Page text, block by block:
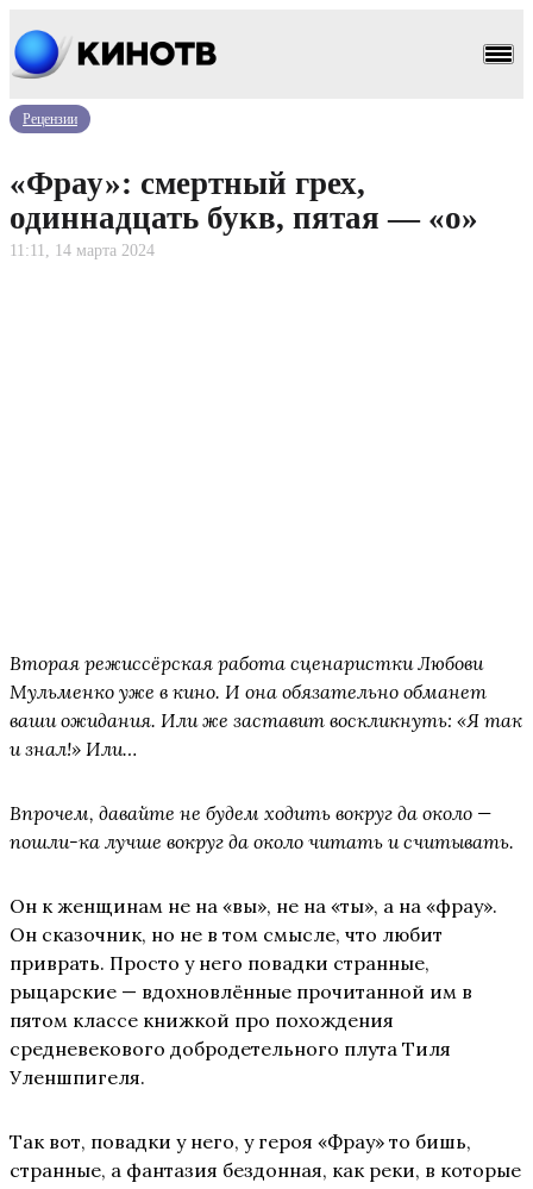
Рецензии
«Фрау»: смертный грех,
одиннадцать букв, пятая — «о»
11:11, 14 марта 2024
Вторая режиссёрская работа сценаристки Любови
Мульменко уже в кино. И она обязательно обманет
ваши ожидания. Или же заставит воскликнуть: «Я так
и знал!» Или…
Впрочем, давайте не будем ходить вокруг да около —
пошли-ка лучше вокруг да около читать и считывать.
Он к женщинам не на «вы», не на «ты», а на «фрау».
Он сказочник, но не в том смысле, что любит
приврать. Просто у него повадки странные,
рыцарские — вдохновлённые прочитанной им в
пятом классе книжкой про похождения
средневекового добродетельного плута Тиля
Уленшпигеля.
Так вот, повадки у него, у героя «Фрау» то бишь,
странные, а фантазия бездонная, как реки, в которые